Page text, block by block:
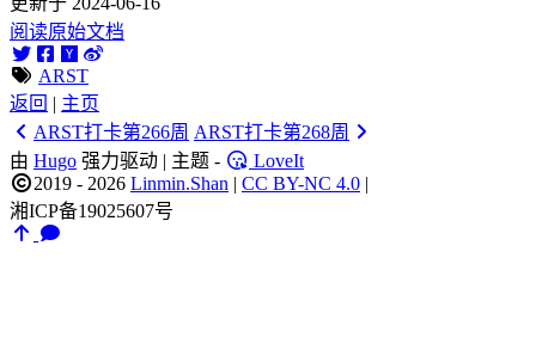
阅读原始文档
ARST
返回 | 主页
ARST打卡第266周 ARST打卡第268周
由 Hugo 强力驱动 | 主题 -
LoveIt
2019 - 2026 Linmin.Shan | CC BY-NC 4.0 |
湘ICP备19025607号